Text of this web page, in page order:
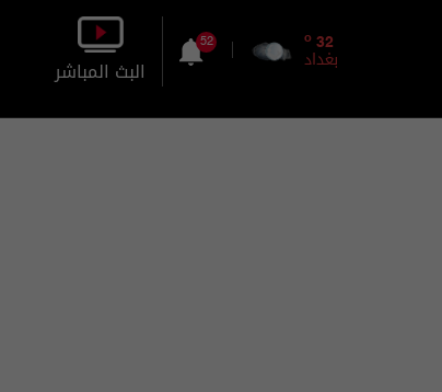
32
o
بغداد
52
البث المباشر